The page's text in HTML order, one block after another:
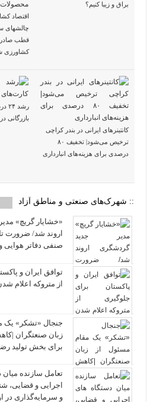
براق و زیبا کنیم؟
اقتصاد
چالشهای
قطب
کشاورزی
کانتینرهای ایرانی در بندر کراچی
ترخیص می‌شود| تخفیف ۸۰
درصدی برای هزینه‌های انبارداری
بازرگانی
:: شهرک‌های صنعتی و مناطق آزاد
«خشایار گریچ»
اروند شد/ ضرورت
صنفی دفاتر
توافق ایران و
از متروکه اعلام
جنجال «تشکر» یک
زبان صنعتگران
برای بخش تولید
تعامل سازنده میان
اجرایی و قضایی،
و سرمایه‌گذاری